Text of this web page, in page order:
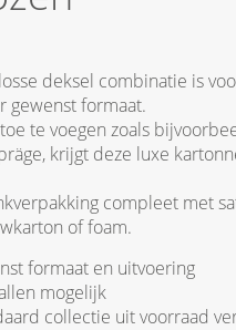
deksel combinatie is
gewenst formaat.
te voegen zoals
krijgt deze luxe
compleet met
of foam.
formaat en uitvoering
mogelijk
collectie uit voorraad